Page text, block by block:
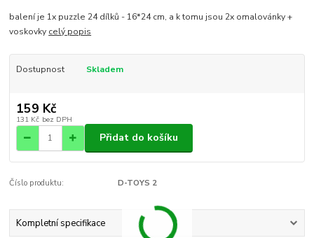
balení je 1x puzzle 24 dílků - 16*24 cm, a k tomu jsou 2x omalovánky +
voskovky celý popis
Dostupnost Skladem
159 Kč
131 Kč bez DPH
Přidat do košíku
Číslo produktu: D-TOYS 2
Kompletní specifikace